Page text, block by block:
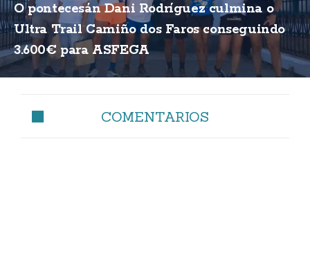
O pontecesán Dani Rodríguez culmina o
Ultra Trail Camiño dos Faros conseguindo
3.600€ para ASFEGA
COMENTARIOS